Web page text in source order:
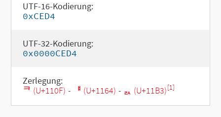
UTF-16-Kodierung:
0xCED4
UTF-32-Kodierung:
0x0000CED4
Zerlegung:
ᄏ (U+110F) - ᅤ (U+1164) - ᆳ (U+11B3)[1]